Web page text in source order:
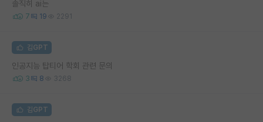
솔직히 ai는
7 19 2291
김GPT
인공지능 탑티어 학회 관련 문의
3 8 3268
김GPT